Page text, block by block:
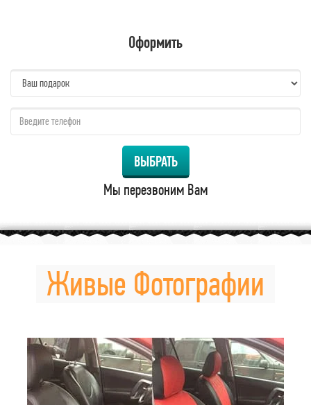
Оформить
ВЫБРАТЬ
Мы перезвоним Вам
Живые Фотографии